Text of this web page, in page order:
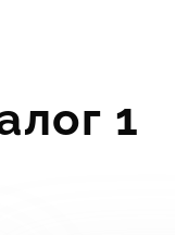
1